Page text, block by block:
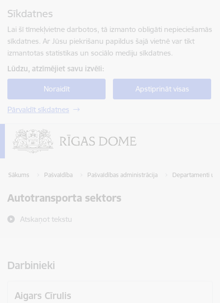
Sīkdatnes
Lai šī tīmekļvietne darbotos, tā izmanto obligāti nepieciešamās
sīkdatnes. Ar Jūsu piekrišanu papildus šajā vietnē var tikt
izmantotas statistikas un sociālo mediju sīkdatnes.
Lūdzu, atzīmējiet savu izvēli:
Noraidīt Apstiprināt visas
Pārvaldīt sīkdatnes
Sākums Pašvaldība Pašvaldības administrācija Departamenti un
Autotransporta sektors
Atskaņot tekstu
Darbinieki
Aigars Cīrulis